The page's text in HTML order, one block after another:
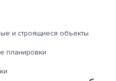
и строящиеся объекты
планировки